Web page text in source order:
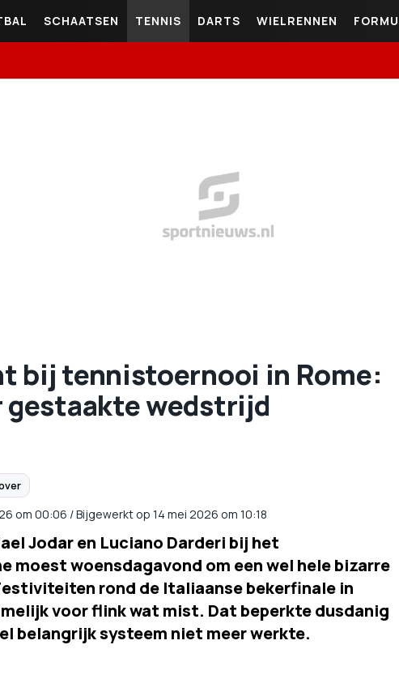
SCHAATSEN TENNIS DARTS WIELRENNEN
bij tennistoernooi in Rome:
wedstrijd
om 00:06 /Bijgewerkt op 14 mei 2026 om 10:18
Jodar en Luciano Darderi bij het
moest woensdagavond om een wel hele bizarre
rond de Italiaanse bekerfinale in
voor flink wat mist. Dat beperkte dusdanig
belangrijk systeem niet meer werkte.